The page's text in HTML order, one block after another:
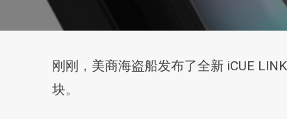
刚刚，美商海盗船发布了全新 iCUE
块。